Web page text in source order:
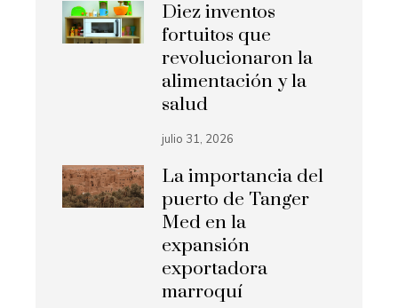
Diez inventos
fortuitos que
revolucionaron la
alimentación y la
salud
julio 31, 2026
La importancia del
puerto de Tanger
Med en la
expansión
exportadora
marroquí